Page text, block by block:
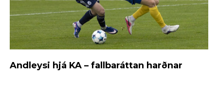
Andleysi hjá KA – fallbaráttan harðnar